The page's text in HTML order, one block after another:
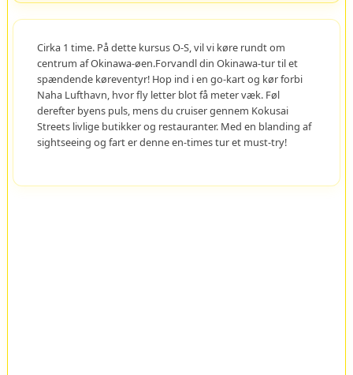
Cirka 1 time. På dette kursus O-S, vil vi køre rundt om
centrum af Okinawa-øen.Forvandl din Okinawa-tur til et
spændende køreventyr! Hop ind i en go-kart og kør forbi
Naha Lufthavn, hvor fly letter blot få meter væk. Føl
derefter byens puls, mens du cruiser gennem Kokusai
Streets livlige butikker og restauranter. Med en blanding af
sightseeing og fart er denne en-times tur et must-try!